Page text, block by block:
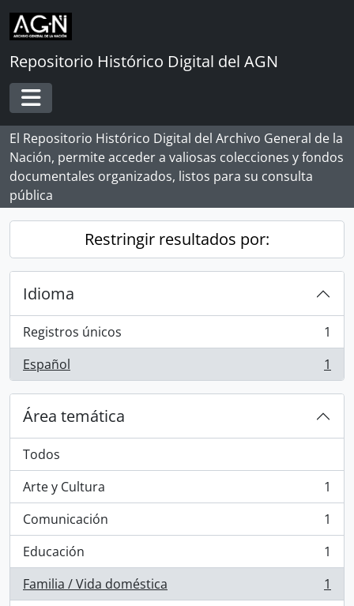
Skip to main content
Repositorio Histórico Digital del AGN
Toggle navigation
El Repositorio Histórico Digital del Archivo General de la
Nación, permite acceder a valiosas colecciones y fondos
documentales organizados, listos para su consulta
pública
Restringir resultados por:
Idioma
Registros únicos
, 1 resultados
1
Español
, 1 resultados 1
Área temática
Todos
Arte y Cultura
, 1 resultados
1
Comunicación
, 1 resultados
1
Educación
, 1 resultados
1
Familia / Vida doméstica
, 1 resultados
1